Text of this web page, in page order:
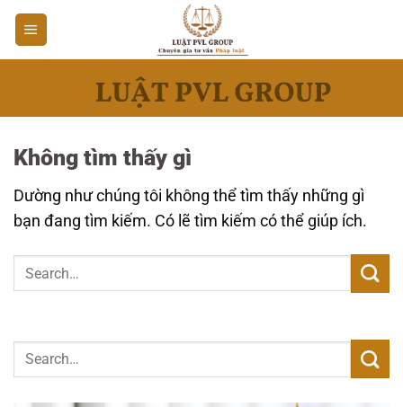
Bỏ
qua
nội
Không tìm thấy gì
Dường như chúng tôi không thể tìm thấy những gì
bạn đang tìm kiếm. Có lẽ tìm kiếm có thể giúp ích.